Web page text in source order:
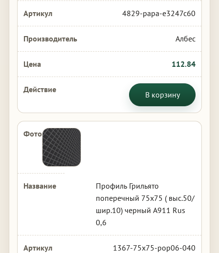
4829-papa-e3247c60
Албес
112.84
В корзину
Профиль Грильято
поперечный 75х75 ( выс.50/
шир.10) черный А911 Rus
0,6
1367-75x75-pop06-040